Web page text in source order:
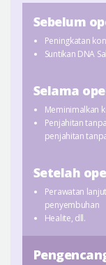
Sebelum
Peningkatan
Suntikan DNA
Selama
Meminimalkan
Penjahitan
penjahitan
Setelah
Perawatan
penyembuhan
Healite, dll.